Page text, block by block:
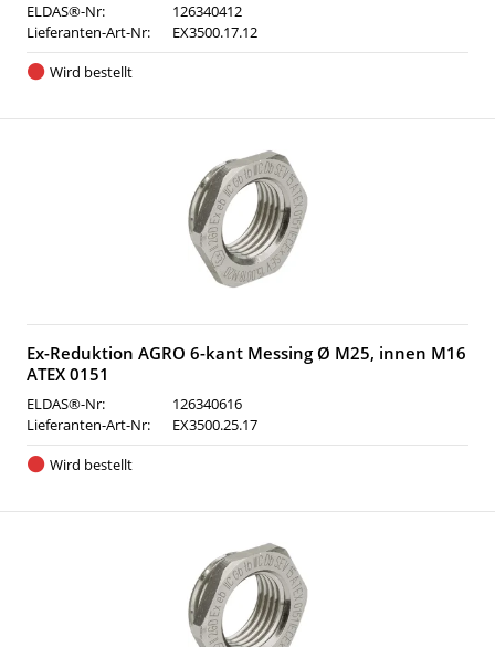
ELDAS®-Nr:
126340412
Lieferanten-Art-Nr:
EX3500.17.12
Wird bestellt
Ex-Reduktion AGRO 6-kant Messing Ø M25, innen M16
ATEX 0151
ELDAS®-Nr:
126340616
Lieferanten-Art-Nr:
EX3500.25.17
Wird bestellt